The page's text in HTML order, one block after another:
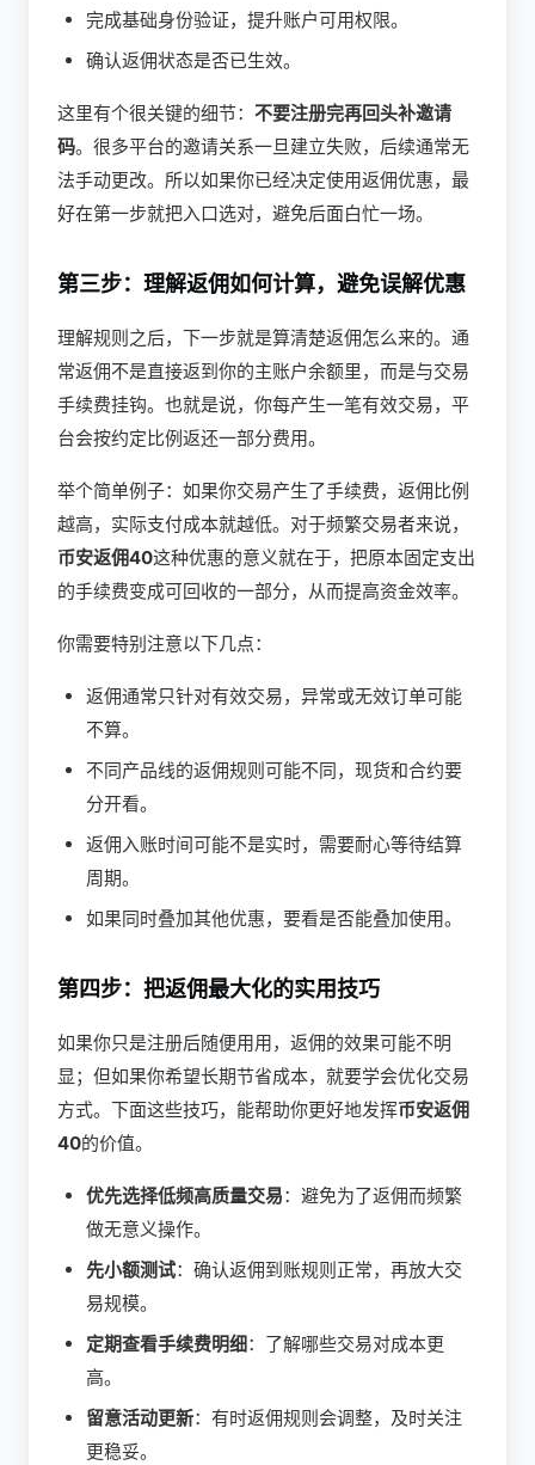
完成基础身份验证，提升账户可用权限。
确认返佣状态是否已生效。
这里有个很关键的细节： 不要注册完再回头补邀请
码。很多平台的邀请关系一旦建立失败，后续通常无
法手动更改。所以如果你已经决定使用返佣优惠，最
好在第一步就把入口选对，避免后面白忙一场。
第三步：理解返佣如何计算，避免误解优惠
理解规则之后，下一步就是算清楚返佣怎么来的。通
常返佣不是直接返到你的主账户余额里，而是与交易
手续费挂钩。也就是说，你每产生一笔有效交易，平
台会按约定比例返还一部分费用。
举个简单例子：如果你交易产生了手续费，返佣比例
越高，实际支付成本就越低。对于频繁交易者来说，
币安返佣40这种优惠的意义就在于，把原本固定支出
的手续费变成可回收的一部分，从而提高资金效率。
你需要特别注意以下几点：
返佣通常只针对有效交易，异常或无效订单可能
不算。
不同产品线的返佣规则可能不同，现货和合约要
分开看。
返佣入账时间可能不是实时，需要耐心等待结算
周期。
如果同时叠加其他优惠，要看是否能叠加使用。
第四步：把返佣最大化的实用技巧
如果你只是注册后随便用用，返佣的效果可能不明
显；但如果你希望长期节省成本，就要学会优化交易
方式。下面这些技巧，能帮助你更好地发挥币安返佣
40的价值。
优先选择低频高质量交易：避免为了返佣而频繁
做无意义操作。
先小额测试：确认返佣到账规则正常，再放大交
易规模。
定期查看手续费明细：了解哪些交易对成本更
高。
留意活动更新：有时返佣规则会调整，及时关注
更稳妥。